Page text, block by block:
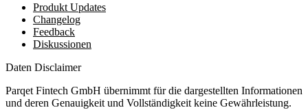
Produkt Updates
Changelog
Feedback
Diskussionen
Daten Disclaimer
Parqet Fintech GmbH übernimmt für die dargestellten Informationen
und deren Genauigkeit und Vollständigkeit keine Gewährleistung.